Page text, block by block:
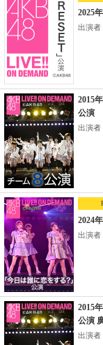
2025
出演者
2015
公演
出演者
2024
出演者
2015
公演
出演者